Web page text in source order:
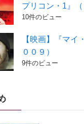
プリコン・1』（
10件のビュー
【映画】『マイ
００９）
9件のビュー